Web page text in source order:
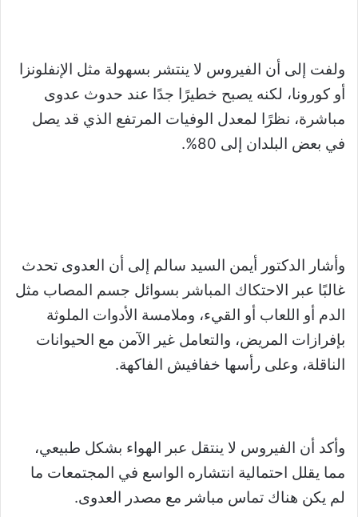
ولفت إلى أن الفيروس لا ينتشر بسهولة مثل الإنفلونزا
أو كورونا، لكنه يصبح خطيرًا جدًا عند حدوث عدوى
مباشرة، نظرًا لمعدل الوفيات المرتفع الذي قد يصل
في بعض البلدان إلى 80%.
وأشار الدكتور أيمن السيد سالم إلى أن العدوى تحدث
غالبًا عبر الاحتكاك المباشر بسوائل جسم المصاب مثل
الدم أو اللعاب أو القيء، وملامسة الأدوات الملوثة
بإفرازات المريض، والتعامل غير الآمن مع الحيوانات
الناقلة، وعلى رأسها خفافيش الفاكهة.
وأكد أن الفيروس لا ينتقل عبر الهواء بشكل طبيعي،
مما يقلل احتمالية انتشاره الواسع في المجتمعات ما
لم يكن هناك تماس مباشر مع مصدر العدوى.